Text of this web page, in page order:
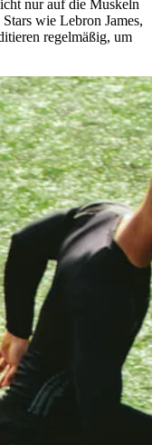
nur auf die Mus­keln
wie Lebron James,
regel­mä­ßig, um